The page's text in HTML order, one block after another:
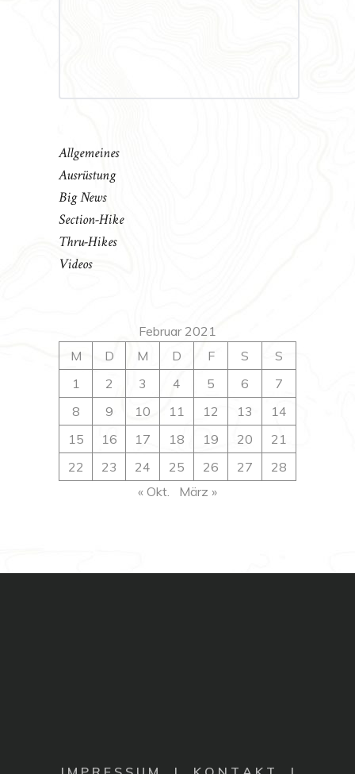
Allgemeines
Ausrüstung
Big News
Section-Hike
Thru-Hikes
Videos
Februar 2021
M
D M D F S
S
1
2 3 4 5 6
7
8
9 10 11 12 13
14
15
16 17 18 19 20
21
22
23 24 25 26 27
28
« Okt.
März »